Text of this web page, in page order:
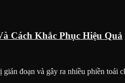
Cách Khắc Phục Hiệu Quả
đoạn và gây ra nhiều phiền toái